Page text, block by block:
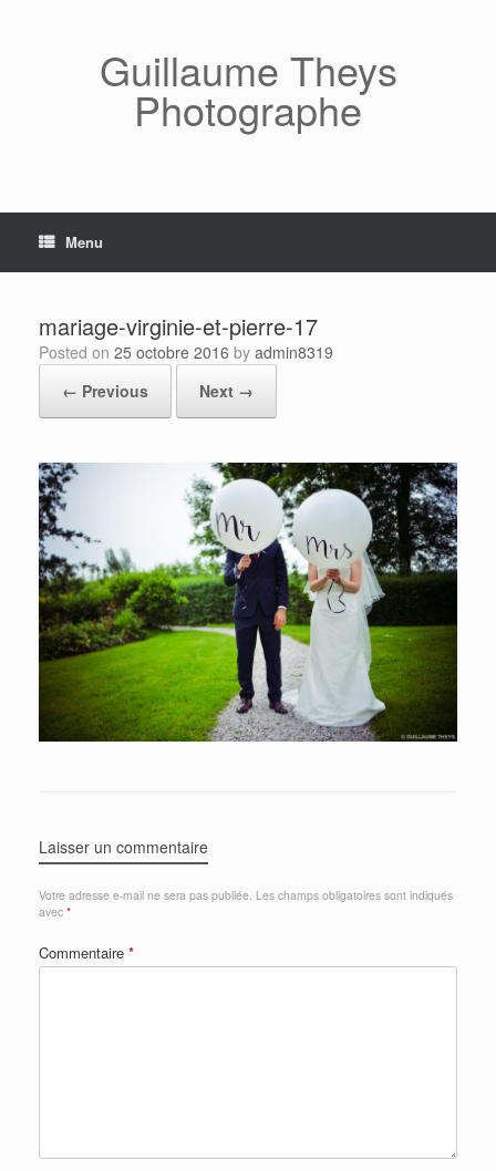
Guillaume Theys
Photographe
Menu
mariage-virginie-et-pierre-17
Posted on 25 octobre 2016 by admin8319
← Previous
Next →
Laisser un commentaire
Votre adresse e-mail ne sera pas publiée. Les champs obligatoires sont indiqués
avec *
Commentaire *